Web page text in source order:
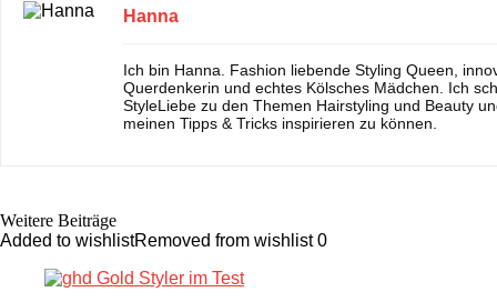
Hanna
Ich bin Hanna. Fashion liebende Styling Queen,
Querdenkerin und echtes Kölsches Mädchen. Ich
StyleLiebe zu den Themen Hairstyling und Beauty
meinen Tipps & Tricks inspirieren zu können.
Weitere Beiträge
Added to wishlistRemoved from wishlist 0